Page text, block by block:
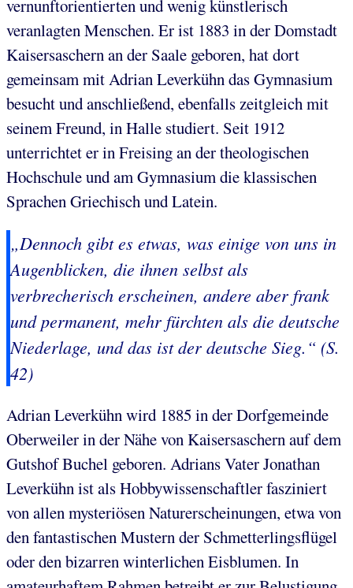
vernunftorientierten und wenig künstlerisch
veranlagten Menschen. Er ist 1883 in der Domstadt
Kaisersaschern an der Saale geboren, hat dort
gemeinsam mit Adrian Leverkühn das Gymnasium
besucht und anschließend, ebenfalls zeitgleich mit
seinem Freund, in Halle studiert. Seit 1912
unterrichtet er in Freising an der theologischen
Hochschule und am Gymnasium die klassischen
Sprachen Griechisch und Latein.
„Dennoch gibt es etwas, was einige von uns in
Augenblicken, die ihnen selbst als
verbrecherisch erscheinen, andere aber frank
und permanent, mehr fürchten als die deutsche
Niederlage, und das ist der deutsche Sieg.“ (S.
42)
Adrian Leverkühn wird 1885 in der Dorfgemeinde
Oberweiler in der Nähe von Kaisersaschern auf dem
Gutshof Buchel geboren. Adrians Vater Jonathan
Leverkühn ist als Hobbywissenschaftler fasziniert
von allen mysteriösen Naturerscheinungen, etwa von
den fantastischen Mustern der Schmetterlingsflügel
oder den bizarren winterlichen Eisblumen. In